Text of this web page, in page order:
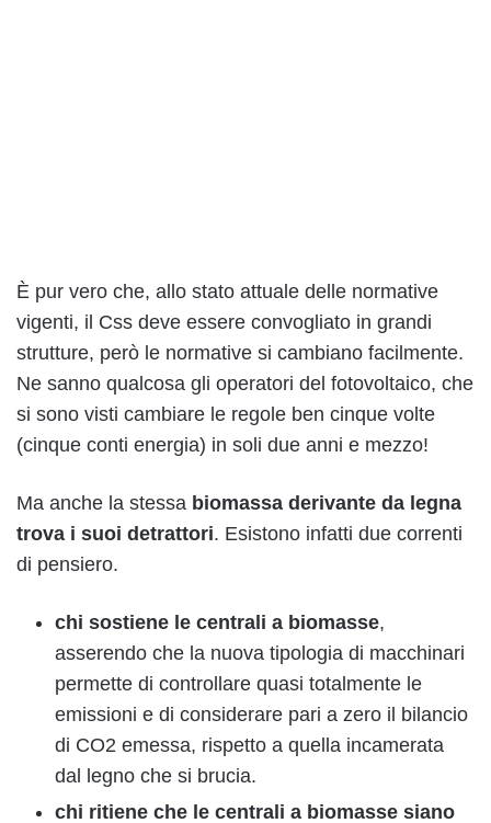
È pur vero che, allo stato attuale delle normative
vigenti, il Css deve essere convogliato in grandi
strutture, però le normative si cambiano facilmente.
Ne sanno qualcosa gli operatori del fotovoltaico, che
si sono visti cambiare le regole ben cinque volte
(cinque conti energia) in soli due anni e mezzo!
Ma anche la stessa biomassa derivante da legna
trova i suoi detrattori. Esistono infatti due correnti
di pensiero.
chi sostiene le centrali a biomasse,
asserendo che la nuova tipologia di macchinari
permette di controllare quasi totalmente le
emissioni e di considerare pari a zero il bilancio
di CO2 emessa, rispetto a quella incamerata
dal legno che si brucia.
chi ritiene che le centrali a biomasse siano